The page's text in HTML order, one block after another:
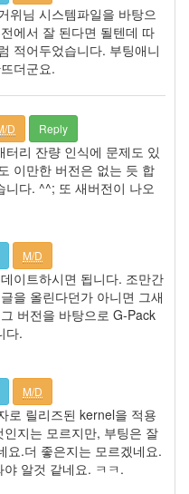
위님 시스템파일을 바탕으
에서 잘 된다면 될텐데 따
적어두었습니다. 부팅애니
더군요.
D Reply
리 잔량 인식에 문제도 있
이만한 버전은 없는 듯 합
다. ^^; 또 새버전이 나오
M/D
이트하시면 됩니다. 조만간
을 올린다던가 아니면 그새
버전을 바탕으로 G-Pack
다.
M/D
로 릴리즈된 kernel을 적용
지는 모르지만, 부팅은 잘
요.더 좋은지는 모르겠네요.
알것 같네요. ㅋㅋ.